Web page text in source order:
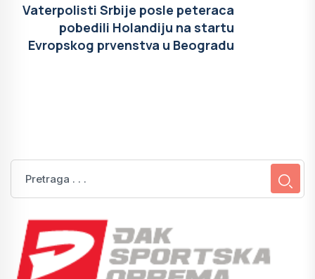
Vaterpolisti Srbije posle peteraca
pobedili Holandiju na startu
Evropskog prvenstva u Beogradu